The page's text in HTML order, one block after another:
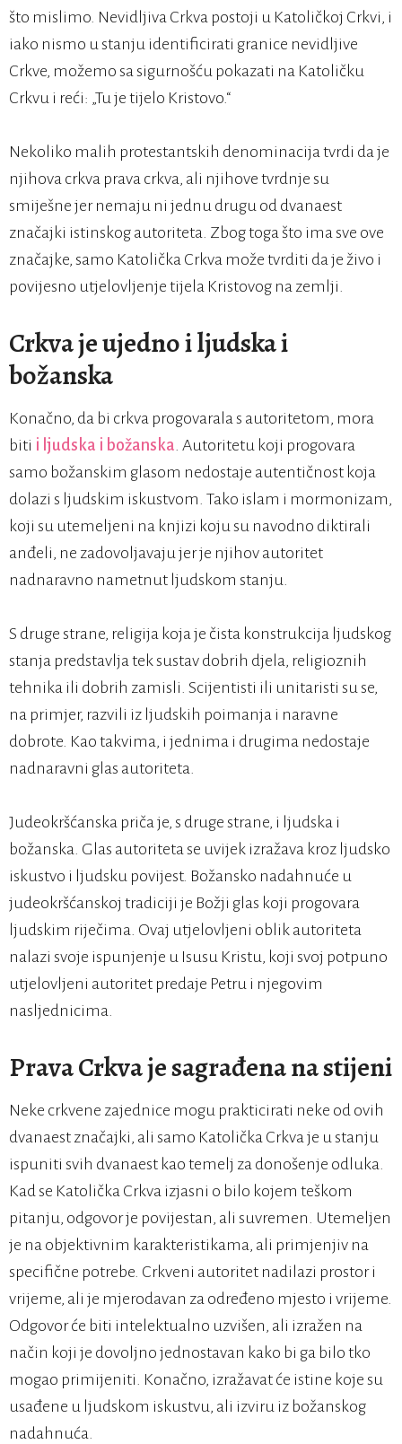
što mislimo. Nevidljiva Crkva postoji u Katoličkoj Crkvi, i
iako nismo u stanju identificirati granice nevidljive
Crkve, možemo sa sigurnošću pokazati na Katoličku
Crkvu i reći: „Tu je tijelo Kristovo.“
Nekoliko malih protestantskih denominacija tvrdi da je
njihova crkva prava crkva, ali njihove tvrdnje su
smiješne jer nemaju ni jednu drugu od dvanaest
značajki istinskog autoriteta. Zbog toga što ima sve ove
značajke, samo Katolička Crkva može tvrditi da je živo i
povijesno utjelovljenje tijela Kristovog na zemlji.
Crkva je ujedno i ljudska i
božanska
Konačno, da bi crkva progovarala s autoritetom, mora
biti i ljudska i božanska. Autoritetu koji progovara
samo božanskim glasom nedostaje autentičnost koja
dolazi s ljudskim iskustvom. Tako islam i mormonizam,
koji su utemeljeni na knjizi koju su navodno diktirali
anđeli, ne zadovoljavaju jer je njihov autoritet
nadnaravno nametnut ljudskom stanju.
S druge strane, religija koja je čista konstrukcija ljudskog
stanja predstavlja tek sustav dobrih djela, religioznih
tehnika ili dobrih zamisli. Scijentisti ili unitaristi su se,
na primjer, razvili iz ljudskih poimanja i naravne
dobrote. Kao takvima, i jednima i drugima nedostaje
nadnaravni glas autoriteta.
Judeokršćanska priča je, s druge strane, i ljudska i
božanska. Glas autoriteta se uvijek izražava kroz ljudsko
iskustvo i ljudsku povijest. Božansko nadahnuće u
judeokršćanskoj tradiciji je Božji glas koji progovara
ljudskim riječima. Ovaj utjelovljeni oblik autoriteta
nalazi svoje ispunjenje u Isusu Kristu, koji svoj potpuno
utjelovljeni autoritet predaje Petru i njegovim
nasljednicima.
Prava Crkva je sagrađena na stijeni
Neke crkvene zajednice mogu prakticirati neke od ovih
dvanaest značajki, ali samo Katolička Crkva je u stanju
ispuniti svih dvanaest kao temelj za donošenje odluka.
Kad se Katolička Crkva izjasni o bilo kojem teškom
pitanju, odgovor je povijestan, ali suvremen. Utemeljen
je na objektivnim karakteristikama, ali primjenjiv na
specifične potrebe. Crkveni autoritet nadilazi prostor i
vrijeme, ali je mjerodavan za određeno mjesto i vrijeme.
Odgovor će biti intelektualno uzvišen, ali izražen na
način koji je dovoljno jednostavan kako bi ga bilo tko
mogao primijeniti. Konačno, izražavat će istine koje su
usađene u ljudskom iskustvu, ali izviru iz božanskog
nadahnuća.